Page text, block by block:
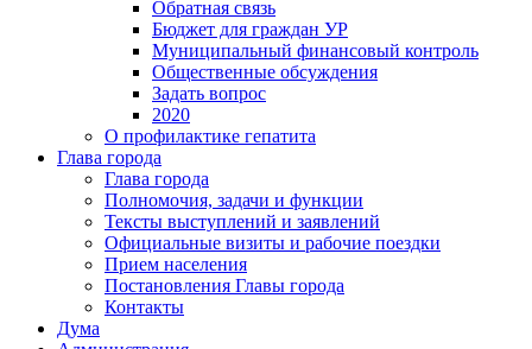
Обратная связь
Бюджет для граждан УР
Муниципальный финансовый контроль
Общественные обсуждения
Задать вопрос
2020
О профилактике гепатита
Глава города
Глава города
Полномочия, задачи и функции
Тексты выступлений и заявлений
Официальные визиты и рабочие поездки
Прием населения
Постановления Главы города
Контакты
Дума